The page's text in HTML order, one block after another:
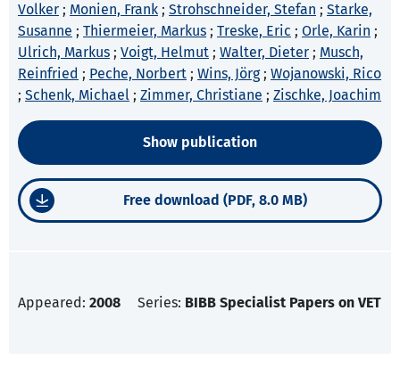
Volker ; Monien, Frank ; Strohschneider, Stefan ; Starke,
Susanne ; Thiermeier, Markus ; Treske, Eric ; Orle, Karin ;
Ulrich, Markus ; Voigt, Helmut ; Walter, Dieter ; Musch,
Reinfried ; Peche, Norbert ; Wins, Jörg; Wojanowski, Rico
; Schenk, Michael ; Zimmer, Christiane ; Zischke, Joachim
Show publication
Free download (PDF, 8.0 MB)
Appeared: 2008 Series: BIBB Specialist Papers on VET